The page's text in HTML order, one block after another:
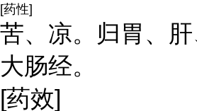
[药性]
苦、凉。归胃、肝
大肠经。
[药效]